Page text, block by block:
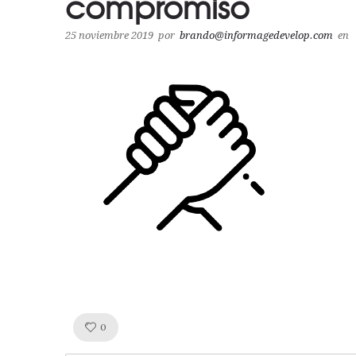
25 noviembre 2019 por brando@informagedevelop.com en
0